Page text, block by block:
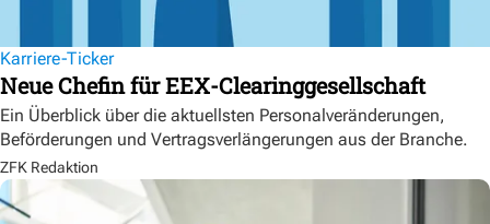
Karriere-Ticker
Neue Chefin für EEX-Clearinggesellschaft
Ein Überblick über die aktuellsten Personalveränderungen,
Beförderungen und Vertragsverlängerungen aus der Branche.
ZFK Redaktion